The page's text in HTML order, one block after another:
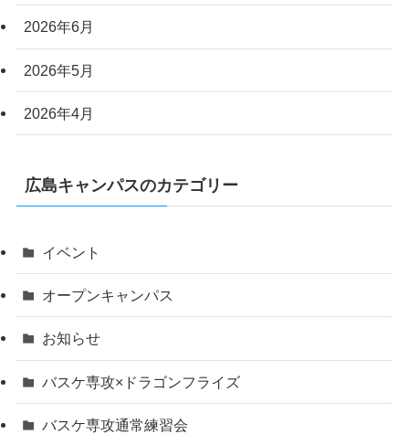
2026年6月
2026年5月
2026年4月
広島キャンパスのカテゴリー
イベント
オープンキャンパス
お知らせ
バスケ専攻×ドラゴンフライズ
バスケ専攻通常練習会